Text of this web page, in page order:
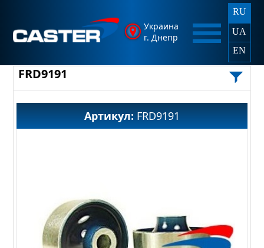
Украина
г. Днепр
RU
UA
EN
FRD9191
Артикул:FRD9191